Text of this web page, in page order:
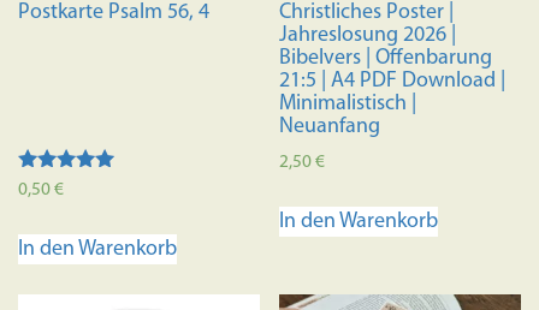
Postkarte Psalm 56, 4
Bewertet mit
0,50€
In den Warenkorb
Christliches Poster |
Jahreslosung 2026 |
Bibelvers | Offenbarung
21:5 | A4 PDF Download |
Minimalistisch |
Neuanfang
2,50€
In den Warenkorb